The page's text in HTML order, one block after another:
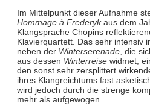
Im Mittelpunkt dieser Aufnahme
Hommage à Frederykaus dem
Klangsprache Chopins
Klavierquartett. Das sehr intensiv
neben der Winterserenade, die
aus dessen Winterreisewidmet,
den sonst sehr zersplittert
ihres Klangreichtums fast
wird jedoch durch die strenge
mehr als aufgewogen.